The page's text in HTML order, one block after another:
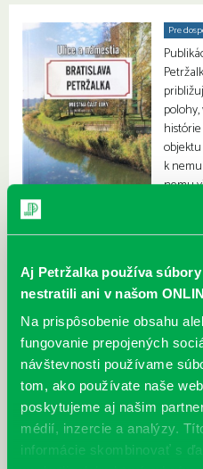
Aj Petržalka používa
nestratili ani v našom
Na prispôsobenie obsahu
fungovanie prepojených
návštevnosti používame
tom, ako používate naše
poskytujeme aj našim
médií, inzercie a analýzy.
informácie skombinovať s
Pre
k
nemu